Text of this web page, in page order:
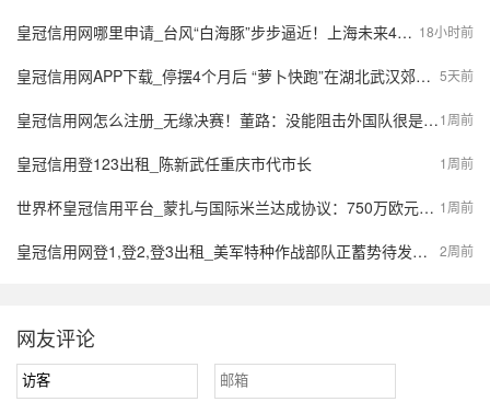
18小时前
皇冠信用网哪里申请_台风“白海豚”步步逼近！上海未来4天风长雨强，或有龙卷风出现
5天前
皇冠信用网APP下载_停摆4个月后 “萝卜快跑”在湖北武汉郊区重新接单，多名本地用户发帖称重新叫到车
1周前
皇冠信用网怎么注册_无缘决赛！董路：没能阻击外国队很是自责，孩子们尽力了责任在我
1周前
皇冠信用登123出租_陈新武任重庆市代市长
1周前
世界杯皇冠信用平台_蒙扎与国际米兰达成协议：750万欧元签下阿金桑米罗，10%二转分成成亮点
2周前
皇冠信用网登1,登2,登3出租_美军特种作战部队正蓄势待发，派数千美军入境伊朗，强行夺取9吨铀浓缩？
网友评论